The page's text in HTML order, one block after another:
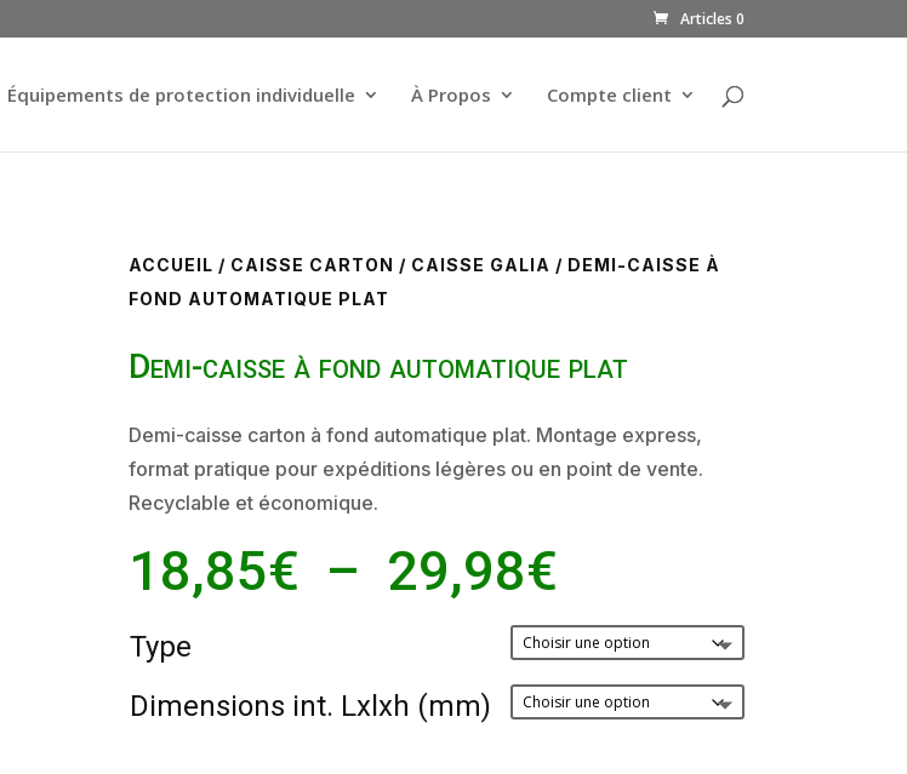
Articles 0
Équipements de protection individuelle À Propos Compte client
ACCUEIL / CAISSE CARTON / CAISSE GALIA / DEMI-CAISSE À
FOND AUTOMATIQUE PLAT
Demi-caisse à fond automatique plat
Demi-caisse carton à fond automatique plat. Montage express,
format pratique pour expéditions légères ou en point de vente.
Recyclable et économique.
18,85€ – 29,98€
prix :
18,85€
à
29,98€
Type
Dimensions int. Lxlxh (mm)